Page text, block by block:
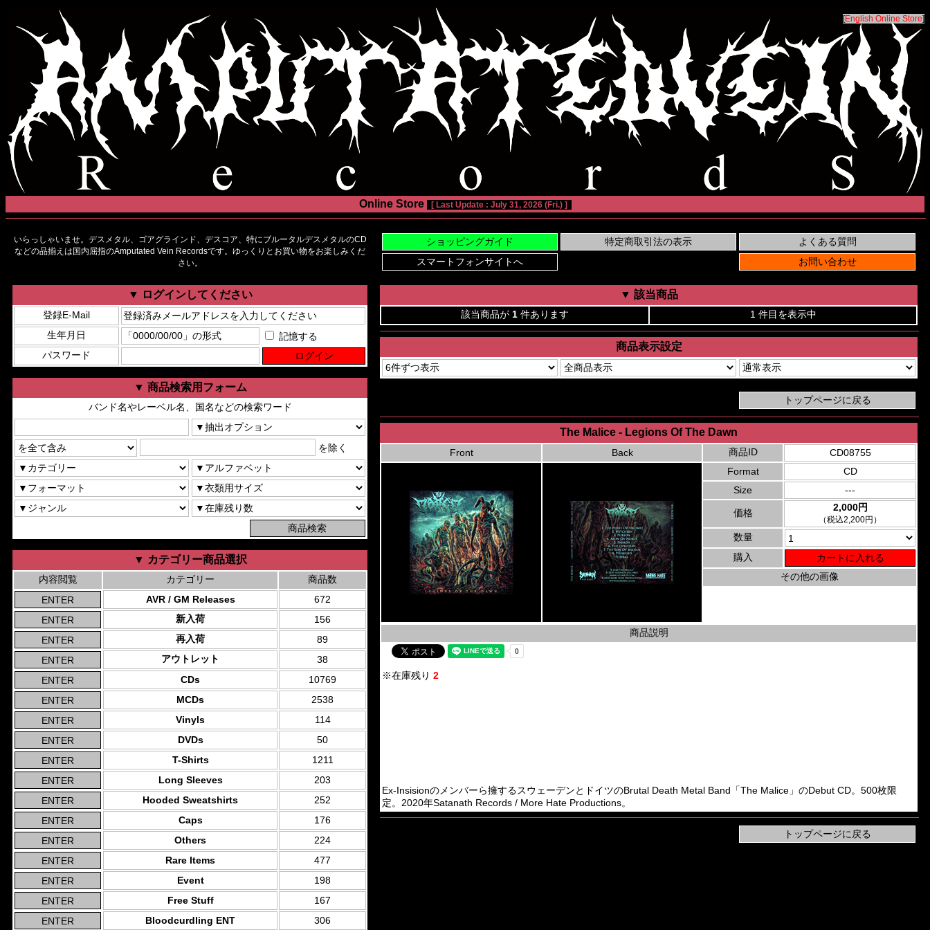
[English Online Store]
Online Store [ Last Update : July 31, 2026 (Fri.) ]
いらっしゃいませ。デスメタル、ゴアグラインド、デスコア、特にブルータルデスメタルのCD
などの品揃えは国内屈指のAmputated Vein Recordsです。ゆっくりとお買い物をお楽しみくだ
さい。
▼ ログインしてください
登録E-Mail
生年月日
記憶する
パスワード
▼ 商品検索用フォーム
バンド名やレーベル名、国名などの検索ワード
を除く
▼ カテゴリー商品選択
内容閲覧 カテゴリー
商品数
AVR / GM Releases
672
新入荷
156
再入荷
89
アウトレット
38
CDs
10769
MCDs
2538
Vinyls
114
DVDs
50
T-Shirts
1211
Long Sleeves
203
Hooded Sweatshirts
252
Caps
176
Others
224
Rare Items
477
Event
198
Free Stuff
167
Bloodcurdling ENT
306
▼ 該当商品
該当商品が 1 件あります 1 件目を表示中
商品表示設定
The Malice - Legions Of The Dawn
Front Back 商品ID
CD08755
Format
CD
Size
---
価格 2,000円
（税込2,200円）
数量
購入
その他の画像
商品説明
※在庫残り 2
Ex-Insisionのメンバーら擁するスウェーデンとドイツのBrutal Death Metal Band「The Malice」のDebut CD。500枚限
定。2020年Satanath Records / More Hate Productions。